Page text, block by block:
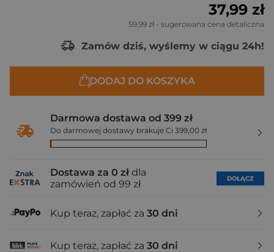
37,99 zł
59,99 zł - sugerowana cena detaliczna
Zamów dziś, wyślemy w ciągu 24h!
DODAJ DO KOSZYKA
Darmowa dostawa od 399 zł
Do darmowej dostawy brakuje Ci 399,00 zł
Dostawa za 0 zł dla
zamówień od 99 zł
DOŁĄCZ
Kup teraz, zapłać za 30 dni
Kup teraz, zapłać za 30 dni